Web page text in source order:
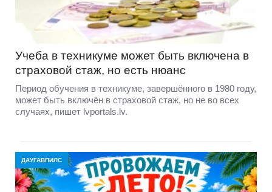
Учеба в техникуме может быть включена в
страховой стаж, но есть нюанс
Период обучения в техникуме, завершённого в 1980 году,
может быть включён в страховой стаж, но не во всех
случаях, пишет lvportals.lv.
ДАУГАВПИЛС